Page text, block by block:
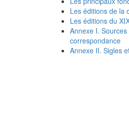
Les éditions de la
Les éditions du
Annexe I.
correspondance
Annexe II. Sigles